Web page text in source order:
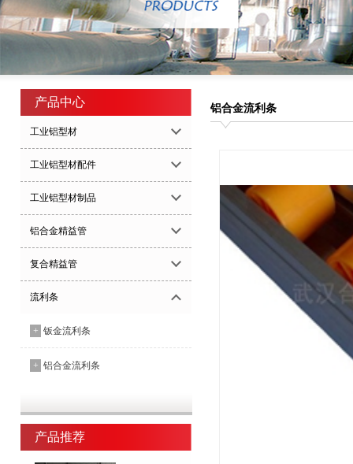
产品中心
工业铝型材
工业铝型材配件
工业铝型材制品
铝合金精益管
复合精益管
流利条
+ 钣金流利条
+ 铝合金流利条
产品推荐
铝合金流利条